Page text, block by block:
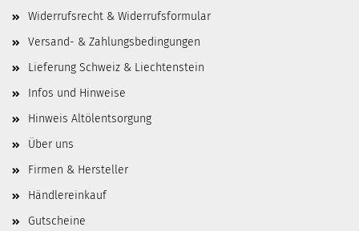
Widerrufsrecht & Widerrufsformular
Versand- & Zahlungsbedingungen
Lieferung Schweiz & Liechtenstein
Infos und Hinweise
Hinweis Altölentsorgung
Über uns
Firmen & Hersteller
Händlereinkauf
Gutscheine